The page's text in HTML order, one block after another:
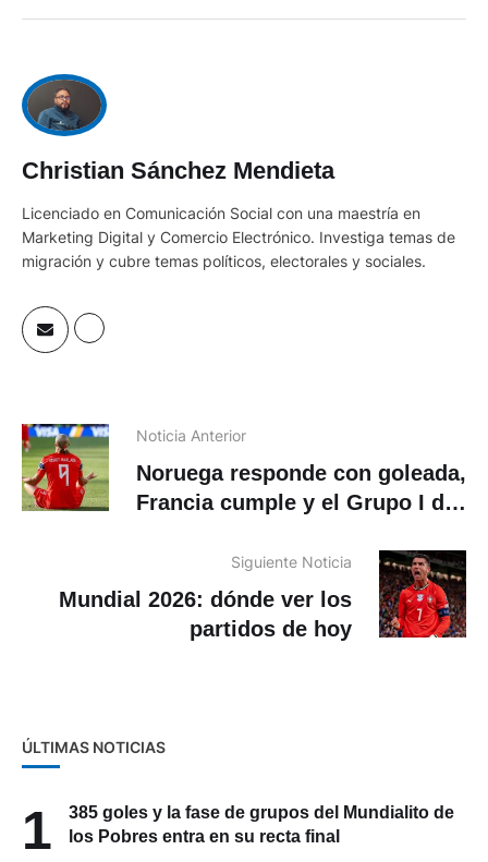
Christian Sánchez Mendieta
Licenciado en Comunicación Social con una maestría en
Marketing Digital y Comercio Electrónico. Investiga temas de
migración y cubre temas políticos, electorales y sociales.
Noticia Anterior
Noruega responde con goleada,
Francia cumple y el Grupo I del
primera fechaSiguiente Noticia
Mundial 2026: dónde ver los
partidos de hoy
ÚLTIMAS NOTICIAS
1
385 goles y la fase de grupos del Mundialito de
los Pobres entra en su recta final